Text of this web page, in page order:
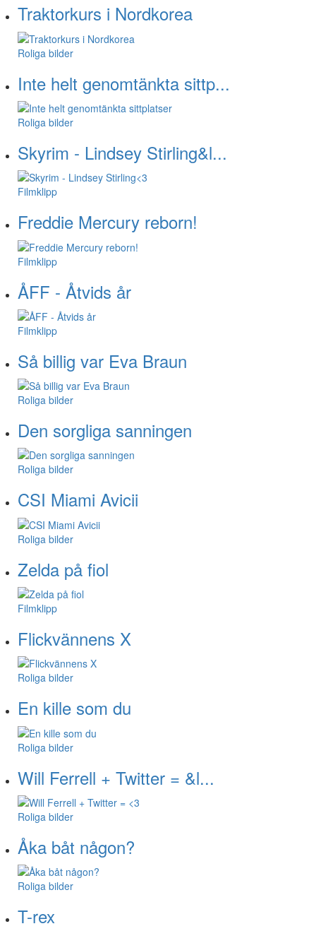
Traktorkurs i Nordkorea
Roliga bilder
Inte helt genomtänkta sittp...
Roliga bilder
Skyrim - Lindsey Stirling&l...
Filmklipp
Freddie Mercury reborn!
Filmklipp
ÅFF - Åtvids år
Filmklipp
Så billig var Eva Braun
Roliga bilder
Den sorgliga sanningen
Roliga bilder
CSI Miami Avicii
Roliga bilder
Zelda på fiol
Filmklipp
Flickvännens X
Roliga bilder
En kille som du
Roliga bilder
Will Ferrell + Twitter = &l...
Roliga bilder
Åka båt någon?
Roliga bilder
T-rex